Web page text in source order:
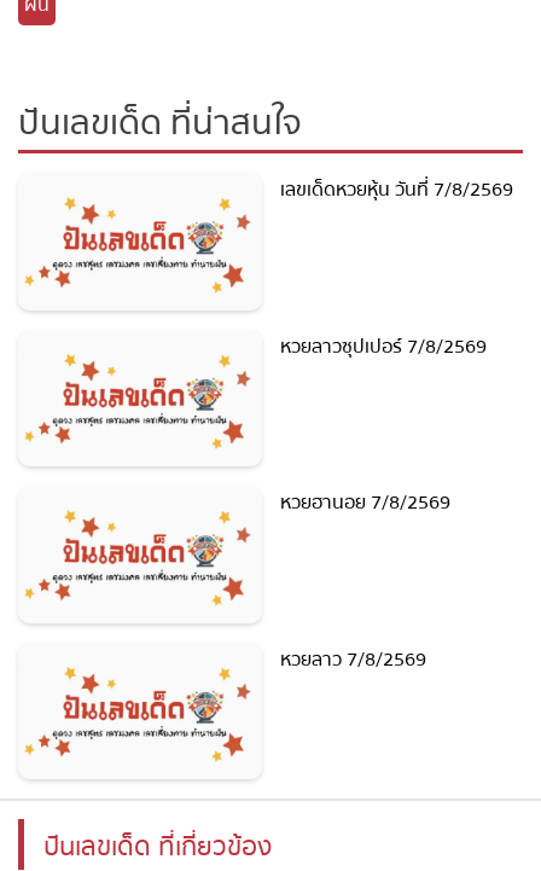
ปันเลขเด็ด ที่น่าสนใจ
เลขเด็ดหวยหุ้น วันที่ 7/8/2569
หวยลาวซุปเปอร์ 7/8/2569
หวยฮานอย 7/8/2569
หวยลาว 7/8/2569
ปันเลขเด็ด ที่เกี่ยวข้อง